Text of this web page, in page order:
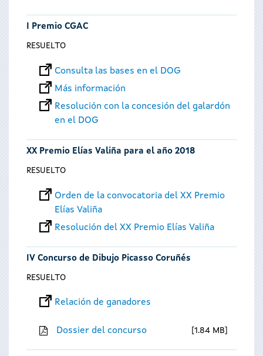
I Premio CGAC
RESUELTO
Consulta las bases en el DOG
Más información
Resolución con la concesión del galardón
en el DOG
XX Premio Elías Valiña para el año 2018
RESUELTO
Orden de la convocatoria del XX Premio
Elías Valiña
Resolución del XX Premio Elías Valiña
IV Concurso de Dibujo Picasso Coruñés
RESUELTO
Relación de ganadores
Dossier del concurso 1.84 MB